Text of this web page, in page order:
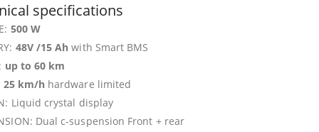
specifications
500 W
48V /15 Ahwith Smart BMS
up to 60 km
25 km/h hardware limited
Liquid crystal display
Dual c-suspension Front + rear